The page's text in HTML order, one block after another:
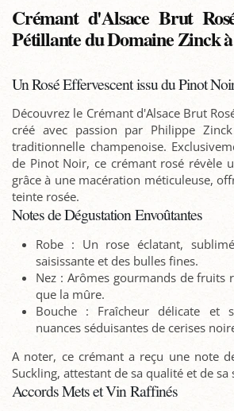
Crémant d'Alsace Brut
Pétillante du Domaine Zinck
Un Rosé Effervescent issu du Pinot
Découvrez le Crémant d'Alsace Brut
créé avec passion par Philippe
traditionnelle champenoise.
de Pinot Noir, ce crémant rosé révèle
grâce à une macération méticuleuse,
teinte rosée.
Notes de Dégustation Envoûtantes
Robe : Un rose éclatant,
saisissante et des bulles fines.
Nez : Arômes gourmands de fruits
que la mûre.
Bouche : Fraîcheur délicate et
nuances séduisantes de cerises
A noter, ce crémant a reçu une note
Suckling, attestant de sa qualité et de
Accords Mets et Vin Raffinés